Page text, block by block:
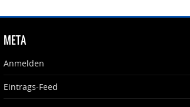
META
Anmelden
Eintrags-Feed